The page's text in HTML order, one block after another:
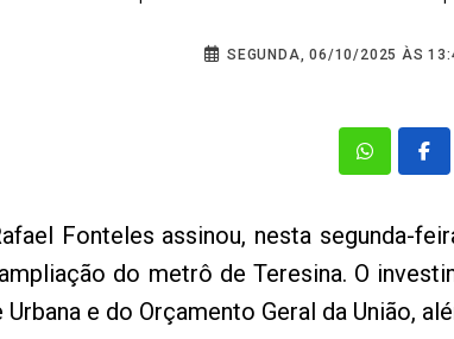
SEGUNDA, 06/10/2025 ÀS
Fonteles assinou, nesta segunda-
do metrô de Teresina. O
e do Orçamento Geral da União,